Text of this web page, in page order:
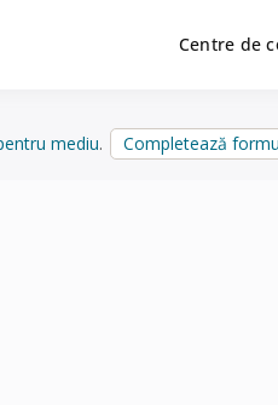
Centre de
mediu. Completează